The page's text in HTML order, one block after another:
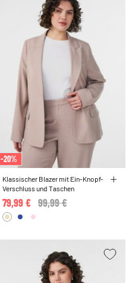
-20%
Klassischer Blazer mit Ein-Knopf-
Verschluss und Taschen
Price reduced from
99,99 €
79,99 €